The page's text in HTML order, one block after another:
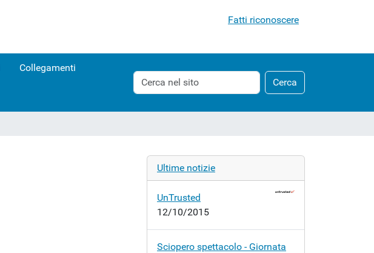
Fatti riconoscere
Collegamenti
Cerca
nel
Cerca
Ricerca
avanzata…
Ultime notizie
UnTrusted
12/10/2015
Sciopero spettacolo - Giornata